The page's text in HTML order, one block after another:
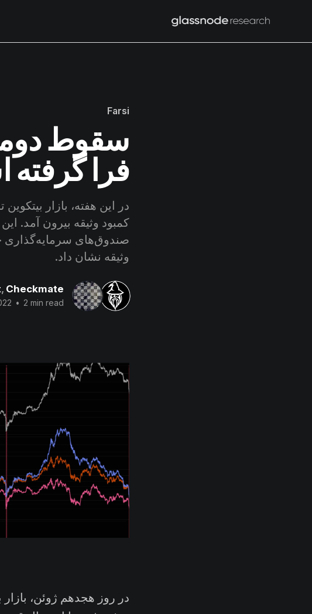
Farsi
سقوط
فرا
کمبود وثیقه بیرون آمد.
صندوق‌های سرمایه‌گذاری
وثیقه نشان داد.
, Checkmate
• 2 min read